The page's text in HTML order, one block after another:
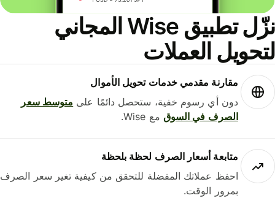
نزّل تطبيق Wise المجاني
العملات
مقارنة مقدمي خدمات تحويل الأموال
دون أي رسوم خفية، ستحصل دائمًا علىمتوسط ​​سعر
الصرف في السوقمع Wise.
متابعة أسعار الصرف لحظة بلحظة
احفظ عملاتك المفضلة للتحقق من كيفية تغير سعر الصرف
بمرور الوقت.